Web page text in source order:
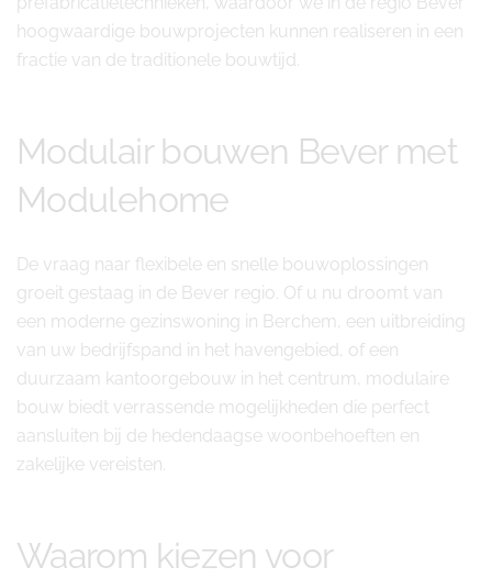
hoogwaardige bouwprojecten kunnen realiseren in een
fractie van de traditionele bouwtijd.
Modulair bouwen Bever met
Modulehome
De vraag naar flexibele en snelle bouwoplossingen
groeit gestaag in de Bever regio. Of u nu droomt van
een moderne gezinswoning in Berchem, een uitbreiding
van uw bedrijfspand in het havengebied, of een
duurzaam kantoorgebouw in het centrum, modulaire
bouw biedt verrassende mogelijkheden die perfect
aansluiten bij de hedendaagse woonbehoeften en
zakelijke vereisten.
Waarom kiezen voor